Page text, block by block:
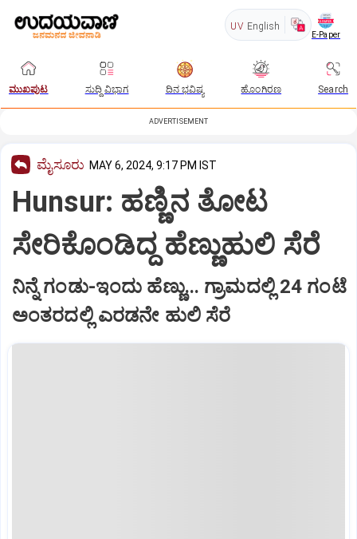
UV English
E-Paper
ಮುಖಪುಟ ಸುದ್ದಿ ವಿಭಾಗ ದಿನ ಭವಿಷ್ಯ ಹೊಂಗಿರಣ Search
ADVERTISEMENT
ಮೈಸೂರು MAY 6, 2024, 9:17 PM IST
Hunsur: ಹಣ್ಣಿನ ತೋಟ
ಸೇರಿಕೊಂಡಿದ್ದ ಹೆಣ್ಣುಹುಲಿ ಸೆರೆ
ನಿನ್ನೆ ಗಂಡು-ಇಂದು ಹೆಣ್ಣು... ಗ್ರಾಮದಲ್ಲಿ 24 ಗಂಟೆ
ಅಂತರದಲ್ಲಿ ಎರಡನೇ ಹುಲಿ ಸೆರೆ